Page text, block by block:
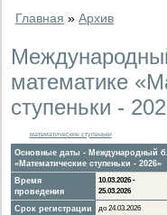
Главная » Архив
математике
ступеньки -
математические ступеньки
Основные даты - Международный
«Математические ступеньки - 2026»
Время
проведения
10.03.2026 -
25.03.2026
Срок регистрации до 24.03.2026